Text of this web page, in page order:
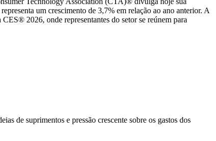
um crescimento de 3,7% em relação ao ano anterior. A
CES® 2026, onde representantes do setor se reúnem para
de suprimentos e pressão crescente sobre os gastos dos